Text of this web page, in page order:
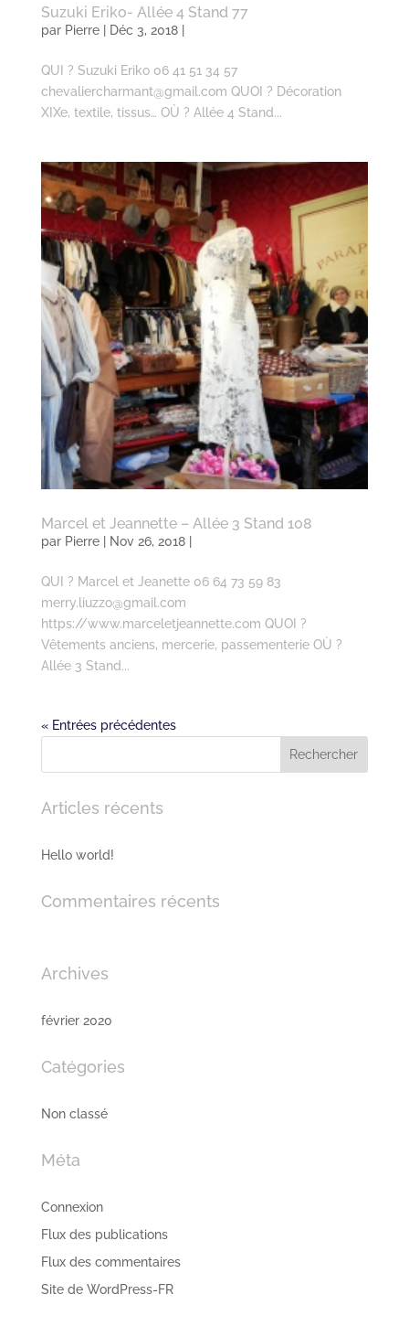
Suzuki Eriko- Allée 4 Stand 77
par Pierre| Déc 3, 2018 |
QUI ? Suzuki Eriko 06 41 51 34 57
chevaliercharmant@gmail.com QUOI ? Décoration
XIXe, textile, tissus… OÙ ? Allée 4 Stand...
Marcel et Jeannette – Allée 3 Stand 108
par Pierre| Nov 26, 2018 |
QUI ? Marcel et Jeanette 06 64 73 59 83
merry.liuzzo@gmail.com
https://www.marceletjeannette.com QUOI ?
Vêtements anciens, mercerie, passementerie OÙ ?
Allée 3 Stand...
« Entrées précédentes
Articles récents
Hello world!
Commentaires récents
Archives
février 2020
Catégories
Non classé
Méta
Connexion
Flux des publications
Flux des commentaires
Site de WordPress-FR